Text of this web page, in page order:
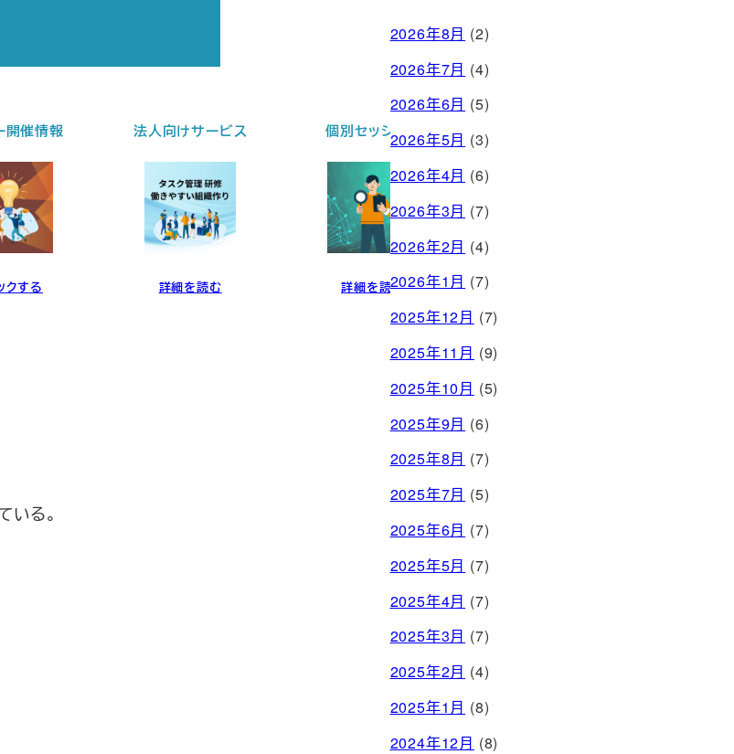
サービス
読む
個別セッション
詳細を読む
お問い合わせ
問い合わせる
いる。
2026年8月 (2)
2026年7月 (4)
2026年6月 (5)
2026年5月 (3)
2026年4月 (6)
2026年3月 (7)
2026年2月 (4)
2026年1月 (7)
2025年12月 (7)
2025年11月 (9)
2025年10月 (5)
2025年9月 (6)
2025年8月 (7)
2025年7月 (5)
2025年6月 (7)
2025年5月 (7)
2025年4月 (7)
2025年3月 (7)
2025年2月 (4)
2025年1月 (8)
2024年12月 (8)